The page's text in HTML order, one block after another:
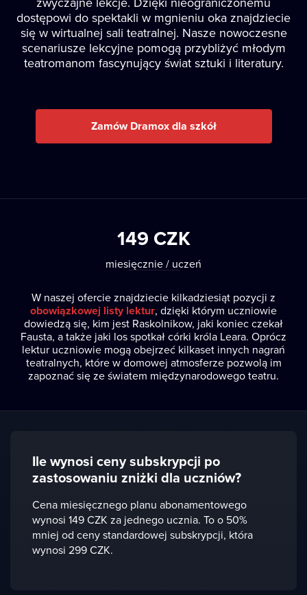
dostępowi do spektakli w mgnieniu oka znajdziecie
się w wirtualnej sali teatralnej. Nasze nowoczesne
scenariusze lekcyjne pomogą przybliżyć młodym
teatromanom fascynujący świat sztuki i literatury.
Zamów Dramox dla szkół
W naszej ofercie znajdziecie kilkadziesiąt pozycji z
obowiązkowej listy lektur, dzięki którym uczniowie
dowiedzą się, kim jest Raskolnikow, jaki koniec czekał
Fausta, a także jaki los spotkał córki króla Leara. Oprócz
lektur uczniowie mogą obejrzeć kilkaset innych nagrań
teatralnych, które w domowej atmosferze pozwolą im
zapoznać się ze światem międzynarodowego teatru.
149 CZK
miesięcznie / uczeń
Ile wynosi ceny subskrypcji po
zastosowaniu zniżki dla uczniów?
Cena miesięcznego planu abonamentowego
wynosi 149 CZK za jednego ucznia. To o 50%
mniej od ceny standardowej subskrypcji, która
wynosi 299 CZK.